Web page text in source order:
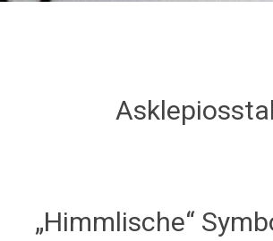
„Himmlische“